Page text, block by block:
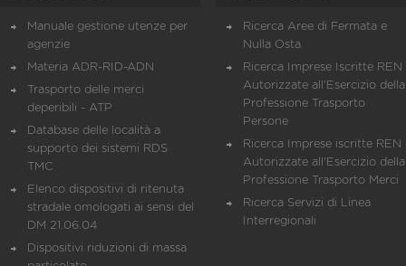
Manuale gestione utenze per
agenzie
Materia ADR-RID-ADN
Trasporto delle merci
deperibili - ATP
Database delle località a
supporto dei sistemi RDS
TMC
Elenco dispositivi di ritenuta
stradale omologati ai sensi del
DM 21.06.04
Dispositivi riduzioni di massa
Ricerca Aree di Fermata e
Nulla Osta
Ricerca Imprese Iscritte REN
Autorizzate all'Esercizio della
Professione Trasporto
Persone
Ricerca Imprese iscritte REN
Autorizzate all'Esercizio della
Professione Trasporto Merci
Ricerca Servizi di Linea
Interregionali